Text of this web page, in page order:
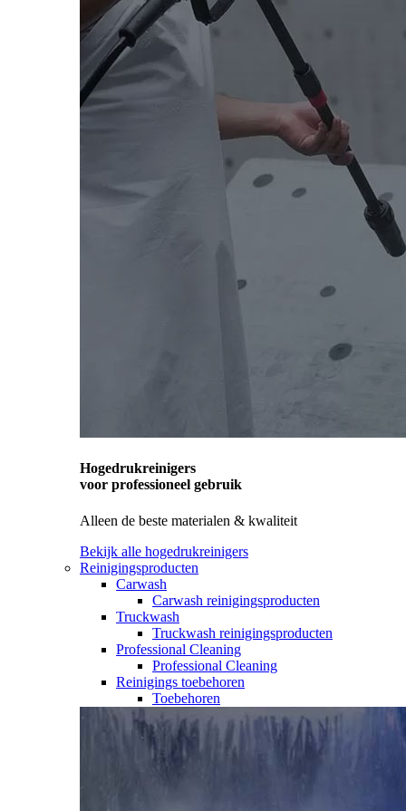
Hogedrukreinigers
voor professioneel gebruik
Alleen de beste materialen & kwaliteit
Bekijk alle hogedrukreinigers
Reinigingsproducten
Carwash
Carwash reinigingsproducten
Truckwash
Truckwash reinigingsproducten
Professional Cleaning
Professional Cleaning
Reinigings toebehoren
Toebehoren